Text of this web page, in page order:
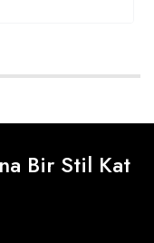
Bir Stil Kat